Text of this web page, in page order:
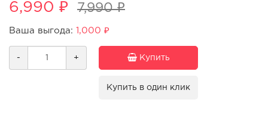
6,990 ₽ 7,990 ₽
Ваша выгода: 1,000 ₽
- + Купить
Купить в один клик